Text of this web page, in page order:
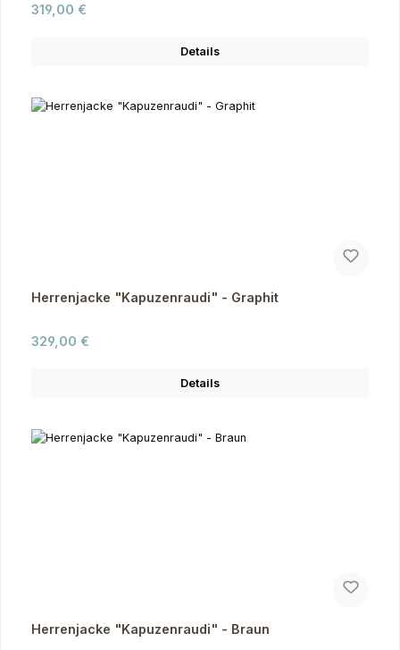
Regulärer Preis:
319,00 €
Details
Herrenjacke "Kapuzenraudi" - Graphit
Regulärer Preis:
329,00 €
Details
Herrenjacke "Kapuzenraudi" - Braun